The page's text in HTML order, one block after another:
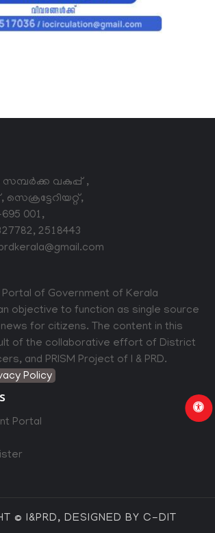
വകുപ്പ് ,
001,
2518443
Portal of Government of Kerala
objective to function as single source
for citizens. The content in this
of the collaborative effort of District
and PRISM Project of I & PRD.
Policy
Portal
© I&PRD, DESIGNED BY C-DIT